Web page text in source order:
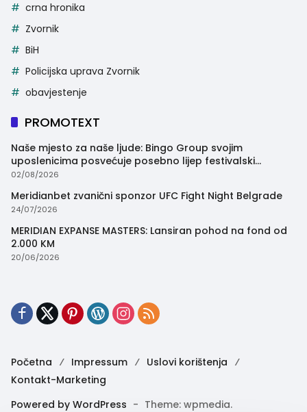
crna hronika
Zvornik
BiH
Policijska uprava Zvornik
obavjestenje
PROMOTEXT
Naše mjesto za naše ljude: Bingo Group svojim
uposlenicima posvećuje posebno lijep festivalski
trenutak
02/08/2026
Meridianbet zvanični sponzor UFC Fight Night Belgrade
24/07/2026
MERIDIAN EXPANSE MASTERS: Lansiran pohod na fond od
2.000 KM
20/06/2026
Početna Impressum
Uslovi korištenja
Kontakt-Marketing
Powered by WordPress - Theme: wpmedia.